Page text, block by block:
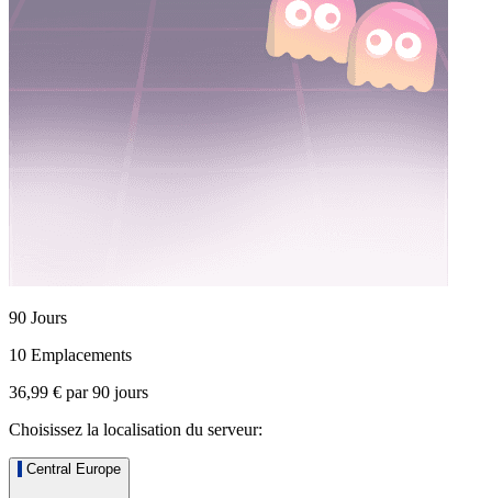
90 Jours
10 Emplacements
36,99 € par90 jours
Choisissez la localisation du serveur:
Central Europe